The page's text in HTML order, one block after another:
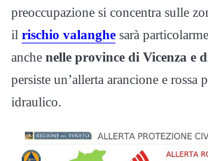
preoccupazione si concentra sulle
il rischio valanghe sarà
anche nelle province di Vicenza e
persiste un’allerta arancione e rossa
idraulico.